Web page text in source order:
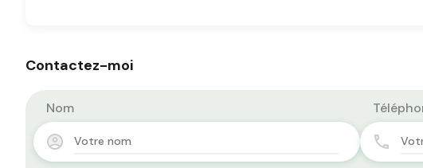
Contactez-moi
Nom